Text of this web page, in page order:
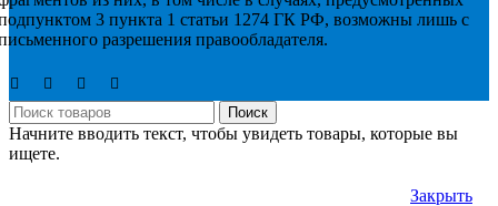
3 пункта 1 статьи 1274 ГК РФ, возможны лишь с
разрешения правообладателя.
Поиск
Начните вводить текст, чтобы увидеть товары, которые вы
ищете.
Закрыть